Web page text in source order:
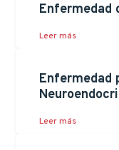
Enfermedad
Leer más
Enfermedad
Leer más